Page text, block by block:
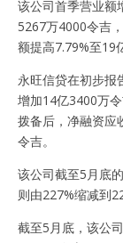
该公司首季营业额
5267万4000令吉
额提高7.79%至19
永旺信贷在初步报
增加14亿3400万
拨备后，净融资应
令吉。
该公司截至5月底
则由227%缩减到
截至5月底，该公